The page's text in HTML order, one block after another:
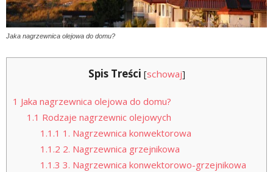
Jaka nagrzewnica olejowa do domu?
Spis Treści [schowaj]
1 Jaka nagrzewnica olejowa do domu?
1.1 Rodzaje nagrzewnic olejowych
1.1.1 1. Nagrzewnica konwektorowa
1.1.2 2. Nagrzewnica grzejnikowa
1.1.3 3. Nagrzewnica konwektorowo-grzejnikowa